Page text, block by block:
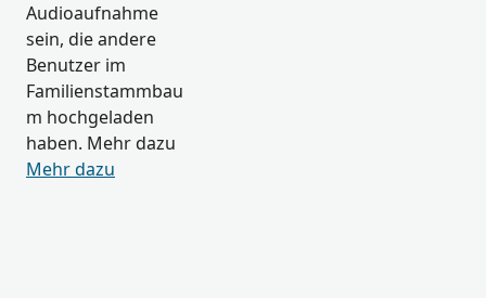
Audioaufnahme
sein, die andere
Benutzer im
Familienstammbau
m hochgeladen
haben. Mehr dazu
Mehr dazu